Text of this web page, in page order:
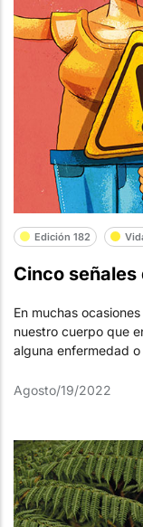
Edición 182
Cinco señales
En muchas
nuestro cuerpo que
alguna enfermedad
Agosto/19/2022